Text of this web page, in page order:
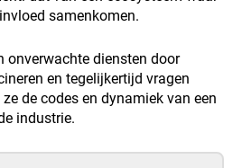
samenkomen.
onverwachte diensten door
en tegelijkertijd vragen
de codes en dynamiek van een
industrie.